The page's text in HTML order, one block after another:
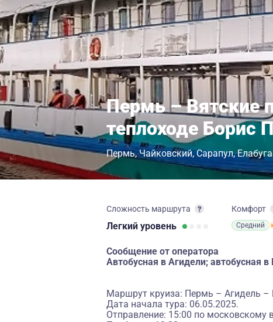
Пермь – Вятские
теплоходе Борис
Пермь Чайковский Сарапул Елабуга
Сложность маршрута
Легкий уровень
Комфорт
Средний
Сообщение от оператора
Автобусная в Агидели; автобусная в
Маршрут круиза: Пермь – Агидель
Дата начала тура: 06.05.2025.
Отправление: 15:00 по московскому